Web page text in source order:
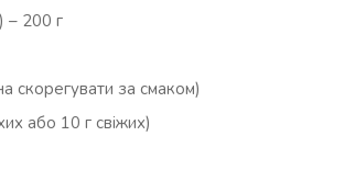
– 200 г
скорегувати за смаком)
або 10 г свіжих)